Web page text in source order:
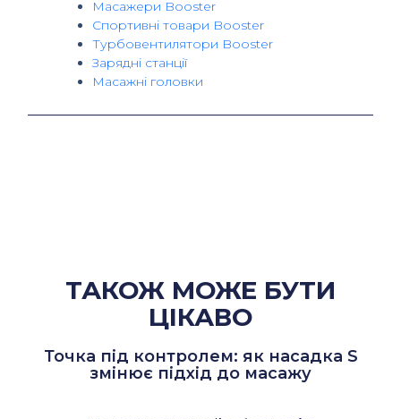
Масажери Booster
Спортивні товари Booster
Турбовентилятори Booster
Зарядні станції
Масажні головки
ТАКОЖ МОЖЕ БУТИ
ЦІКАВО
Точка під контролем: як насадка S
змінює підхід до масажу